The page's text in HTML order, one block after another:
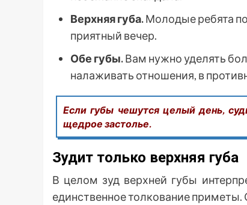
Верхняя губа.Молодые ребята
приятный вечер.
Обе губы.Вам нужно уделять
налаживать отношения, в
Если губы чешутся целый день,
щедрое застолье.
Зудит только верхняя губа
В целом зуд верхней губы
единственное толкование